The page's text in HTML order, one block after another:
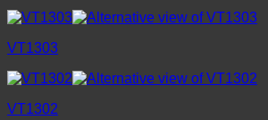
VT1303
VT1302